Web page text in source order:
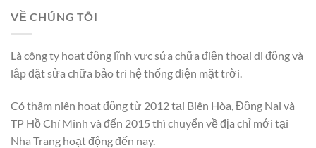
VỀ CHÚNG TÔI
Là công ty hoạt động lĩnh vực sửa chữa điện thoại di động và
lắp đặt sửa chữa bảo trì hệ thống điện mặt trời.
Có thâm niên hoạt động từ 2012 tại Biên Hòa, Đồng Nai và
TP Hồ Chí Minh và đến 2015 thì chuyển về địa chỉ mới tại
Nha Trang hoạt động đến nay.